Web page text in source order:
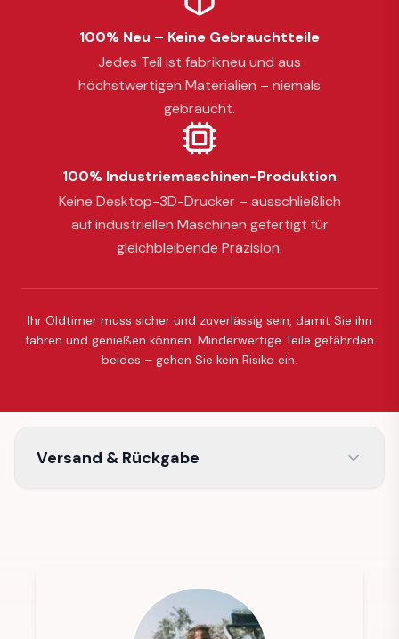
100% Neu – Keine Gebrauchtteile
Jedes Teil ist fabrikneu und aus
höchstwertigen Materialien – niemals
gebraucht.
100% Industriemaschinen-Produktion
Keine Desktop-3D-Drucker – ausschließlich
auf industriellen Maschinen gefertigt für
gleichbleibende Präzision.
Ihr Oldtimer muss sicher und zuverlässig sein, damit Sie ihn
fahren und genießen können. Minderwertige Teile gefährden
beides – gehen Sie kein Risiko ein.
Versand & Rückgabe